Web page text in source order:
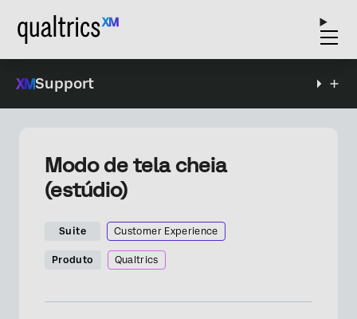
Support
Modo de tela cheia
(estúdio)
Suite Customer Experience
Produto Qualtrics